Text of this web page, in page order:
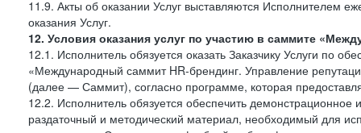
11.9. Акты об оказании Услуг выставляются Исполнителем
оказания Услуг.
12. Условия оказания услуг по участию в саммите
12.1. Исполнитель обязуется оказать Заказчику Услуги по
«Международный саммит HR-брендинг. Управление
(далее — Саммит), согласно программе, которая
12.2. Исполнитель обязуется обеспечить
раздаточный и методический материал, необходимый для